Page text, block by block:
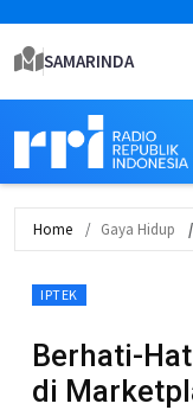
SAMARINDA
Home Gaya Hidup
IPTEK
Berhati-
di